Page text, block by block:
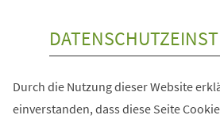
Durch die Nutzung dieser Website
einverstanden, dass diese Seite